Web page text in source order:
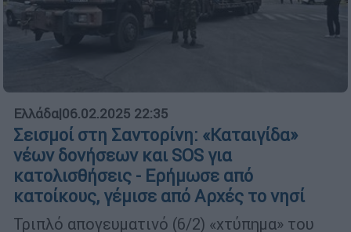
Ελλάδα|06.02.2025 22:35
Σεισμοί στη Σαντορίνη: «Καταιγίδα»
νέων δονήσεων και SOS για
κατολισθήσεις - Ερήμωσε από
κατοίκους, γέμισε από Αρχές το νησί
Τριπλό απογευματινό (6/2) «χτύπημα» του